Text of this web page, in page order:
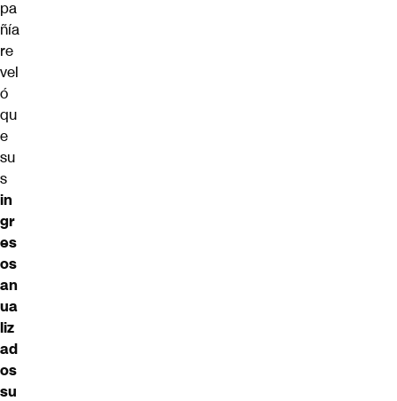
pa
ñía
re
vel
ó
qu
e
su
s
in
gr
es
os
an
ua
liz
ad
os
su